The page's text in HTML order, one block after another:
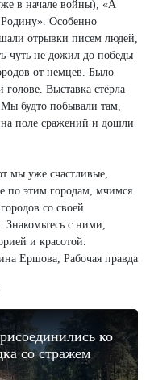
в начале войны), «А
Особенно
отрывки писем людей,
чуть не дожил до победы
от немцев. Было
Выставка стёрла
будто побывали там,
поле сражений и дошли
мы уже счастливые,
по этим городам, мчимся
со своей
Знакомьтесь с ними,
и красотой.
Ершова, Рабочая правда
ко
со стражем